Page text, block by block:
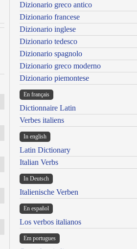
Dizionario greco antico
Dizionario francese
Dizionario inglese
Dizionario tedesco
Dizionario spagnolo
Dizionario greco moderno
Dizionario piemontese
En français
Dictionnaire Latin
Verbes italiens
In english
Latin Dictionary
Italian Verbs
In Deutsch
Italienische Verben
En español
Los verbos italianos
Em portugues